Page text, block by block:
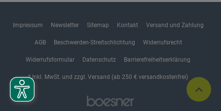
Impressum Newsletter Sitemap Kontakt Versand und Zahlung
AGB Beschwerden-Streitschlichtung Widerrufsrecht
Widerrufsformular Datenschutz Barrierefreiheitserklärung
* Inkl. MwSt. und zzgl. Versand (ab 250 € versandkostenfrei)